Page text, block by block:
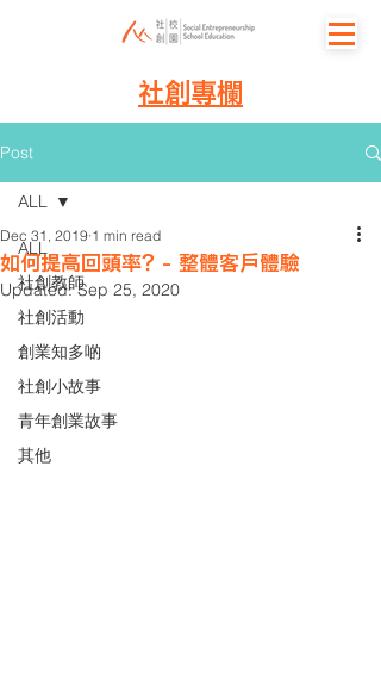
社創專欄
Post
ALL
社創教師
社創活動
創業知多啲
社創小故事
青年創業故事
其他
ALL
如何提高回頭率？- 整體客戶體驗
Dec 31, 2019 1 min read
Updated:Sep 25, 2020